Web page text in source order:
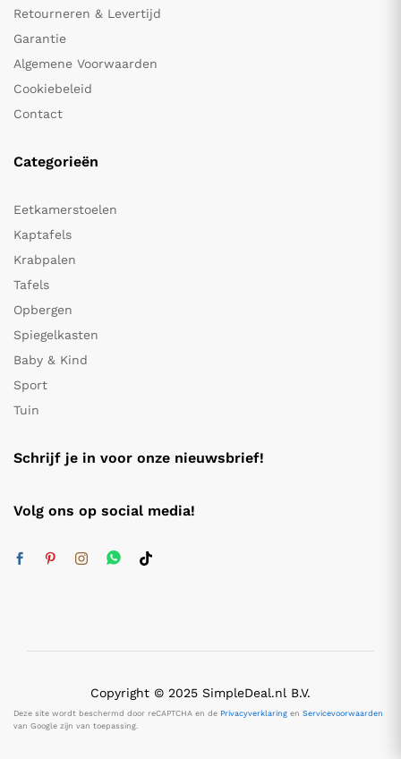
Retourneren & Levertijd
Garantie
Algemene Voorwaarden
Cookiebeleid
Contact
Categorieën
Eetkamerstoelen
Kaptafels
Krabpalen
Tafels
Opbergen
Spiegelkasten
Baby & Kind
Sport
Tuin
Schrijf je in voor onze nieuwsbrief!
Volg ons op social media!
Copyright © 2025 SimpleDeal.nl B.V.
Deze site wordt beschermd door reCAPTCHA en de Privacyverklaring en Servicevoorwaarden
van Google zijn van toepassing.